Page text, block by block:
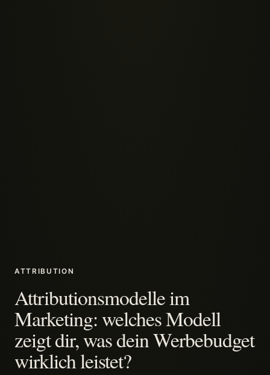
ATTRIBUTION
Attributionsmodelle im
Marketing: welches Modell
zeigt dir, was dein Werbebudget
wirklich leistet?